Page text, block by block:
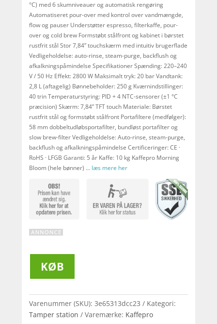
°C) med 6 skumniveauer og automatisk rengøring
Automatiseret pour-over med kontrol over vandmængde,
flow og pauser Understøtter espresso, filterkaffe, pour-
over og cold brew Formstøbt stålfront og kabinet i børstet
rustfrit stål Stor 7,84” touchskærm med intuitiv brugerflade
Vedligeholdelse: auto-rinse, steam-purge, backflush og
afkalkningspåmindelse Specifikationer Spænding: 220–240
V / 50 Hz Effekt: 2800 W Maksimalt tryk: 20 bar Vandtank:
2,8 L (aftagelig) Bønnebeholder: 250 g Kværnindstillinger:
40 trin Temperaturstyring: PID + 4 NTC-sensorer (±1 °C
præcision) Skærm: 7,84” TFT touch Materiale: Børstet
rustfrit stål og formstøbt stålfront Portafiltere (medfølger):
58 mm dobbeltudløbsportafilter, bundløst portafilter og
slow brew-filter Vedligeholdelse: Auto-rinse, steam-purge,
backflush og afkalkningspåmindelse Certificeringer: CE ·
RoHS · LFGB Garanti: 5 år Kaffe: 10 kg Kaffepro Morning
Bloom (hele bønner) … læs mere her
KØB
Varenummer (SKU): 3e65313dcc23
Kategori:
Tamper station
Varemærke: Kaffepro